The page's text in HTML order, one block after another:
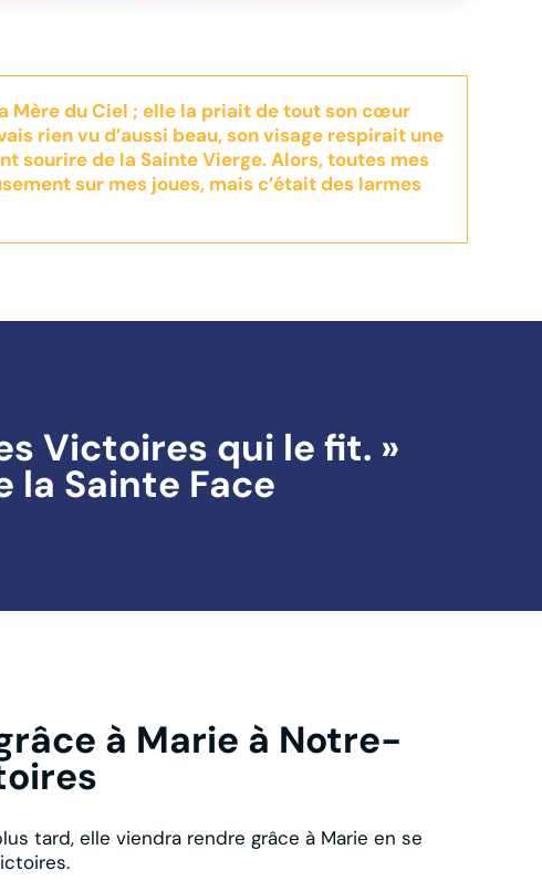
Mère du Ciel ; elle la priait de tout son cœur
rien vu d’aussi beau, son visage respirait une
sourire de la Sainte Vierge. Alors, toutes mes
sur mes joues, mais c’était des larmes
Victoires qui le fit. »
la Sainte Face
à Marie à Notre-
tard, elle viendra rendre grâce à Marie en se